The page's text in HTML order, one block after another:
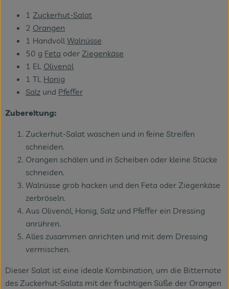
1 Zuckerhut-Salat
2 Orangen
1 HandvollWalnüsse
50 g Feta oder Ziegenkäse
1 EL Olivenöl
1 TL Honig
Salz und Pfeffer
Zubereitung:
Zuckerhut-Salat waschen und in feine Streifen
schneiden.
Orangen schälen und in Scheiben oder kleine Stücke
schneiden.
Walnüsse grob hacken und den Feta oder Ziegenkäse
zerbröseln.
Aus Olivenöl, Honig, Salz und Pfeffer ein Dressing
anrühren.
Alles zusammen anrichten und mit dem Dressing
vermischen.
Dieser Salat ist eine ideale Kombination, um die Bitternote
des Zuckerhut-Salats mit der fruchtigen Süße der Orangen